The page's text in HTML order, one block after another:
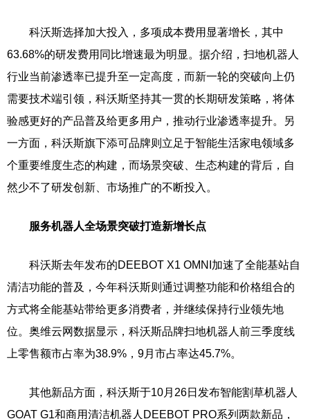
科沃斯选择加大投入，多项成本费用显著增长，其中
63.68%的研发费用同比增速最为明显。据介绍，扫地机器人
行业当前渗透率已提升至一定高度，而新一轮的突破向上仍
需要技术端引领，科沃斯坚持其一贯的长期研发策略，将体
验感更好的产品普及给更多用户，推动行业渗透率提升。另
一方面，科沃斯旗下添可品牌则立足于智能生活家电领域多
个重要维度生态的构建，而场景突破、生态构建的背后，自
然少不了研发创新、市场推广的不断投入。
服务机器人全场景突破打造新增长点
科沃斯去年发布的DEEBOT X1 OMNI加速了全能基站自
清洁功能的普及，今年科沃斯则通过调整功能和价格组合的
方式将全能基站带给更多消费者，并继续保持行业领先地
位。奥维云网数据显示，科沃斯品牌扫地机器人前三季度线
上零售额市占率为38.9%，9月市占率达45.7%。
其他新品方面，科沃斯于10月26日发布智能割草机器人
GOAT G1和商用清洁机器人DEEBOT PRO系列两款新品，